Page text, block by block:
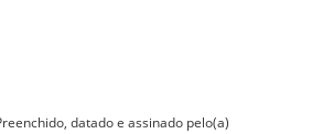
datado e assinado pelo(a)